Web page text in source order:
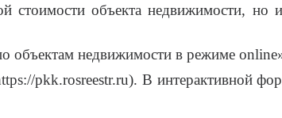
стоимости объекта недвижимости, но
объектам недвижимости в режиме online
pkk.rosreestr.ru). В интерактивной